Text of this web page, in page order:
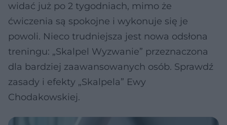
widać już po 2 tygodniach, mimo że
ćwiczenia są spokojne i wykonuje się je
powoli. Nieco trudniejsza jest nowa odsłona
treningu: „Skalpel Wyzwanie” przeznaczona
dla bardziej zaawansowanych osób. Sprawdź
zasady i efekty „Skalpela” Ewy
Chodakowskiej.